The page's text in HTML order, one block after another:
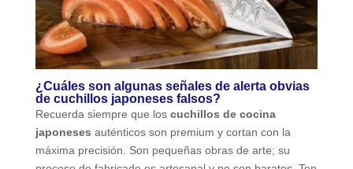
¿Cuáles son algunas señales de alerta obvias
de cuchillos japoneses falsos?
Recuerda siempre que los cuchillos de cocina
japoneses auténticos son premium y cortan con la
máxima precisión. Son pequeñas obras de arte; su